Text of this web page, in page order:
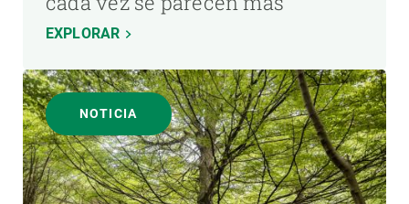
EXPLORAR
NOTICIA